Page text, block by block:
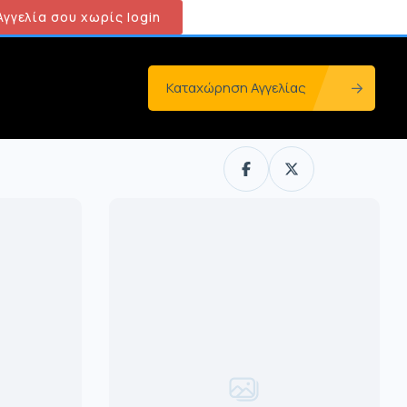
σου χωρίς login
Καταχώρηση Αγγελίας